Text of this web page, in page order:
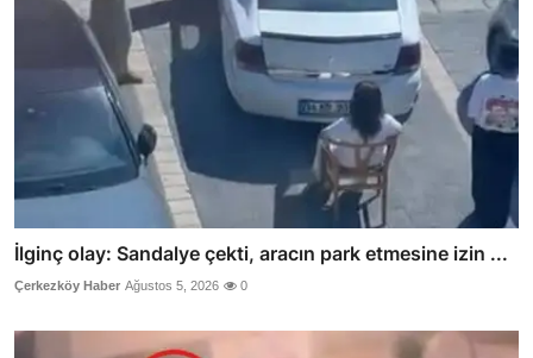
İlginç olay: Sandalye çekti, aracın park etmesine izin ...
Çerkezköy Haber Ağustos 5, 2026 0